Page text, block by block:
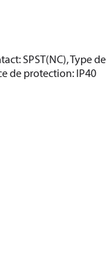
SPST(NC), Type
de protection: IP40